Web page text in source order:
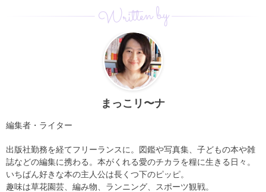
Written by
まっこリ〜ナ
編集者・ライター
出版社勤務を経てフリーランスに。図鑑や写真集、子どもの本や雑
誌などの編集に携わる。本がくれる愛のチカラを糧に生きる日々。
いちばん好きな本の主人公は長くつ下のピッピ。
趣味は草花園芸、編み物、ランニング、スポーツ観戦。